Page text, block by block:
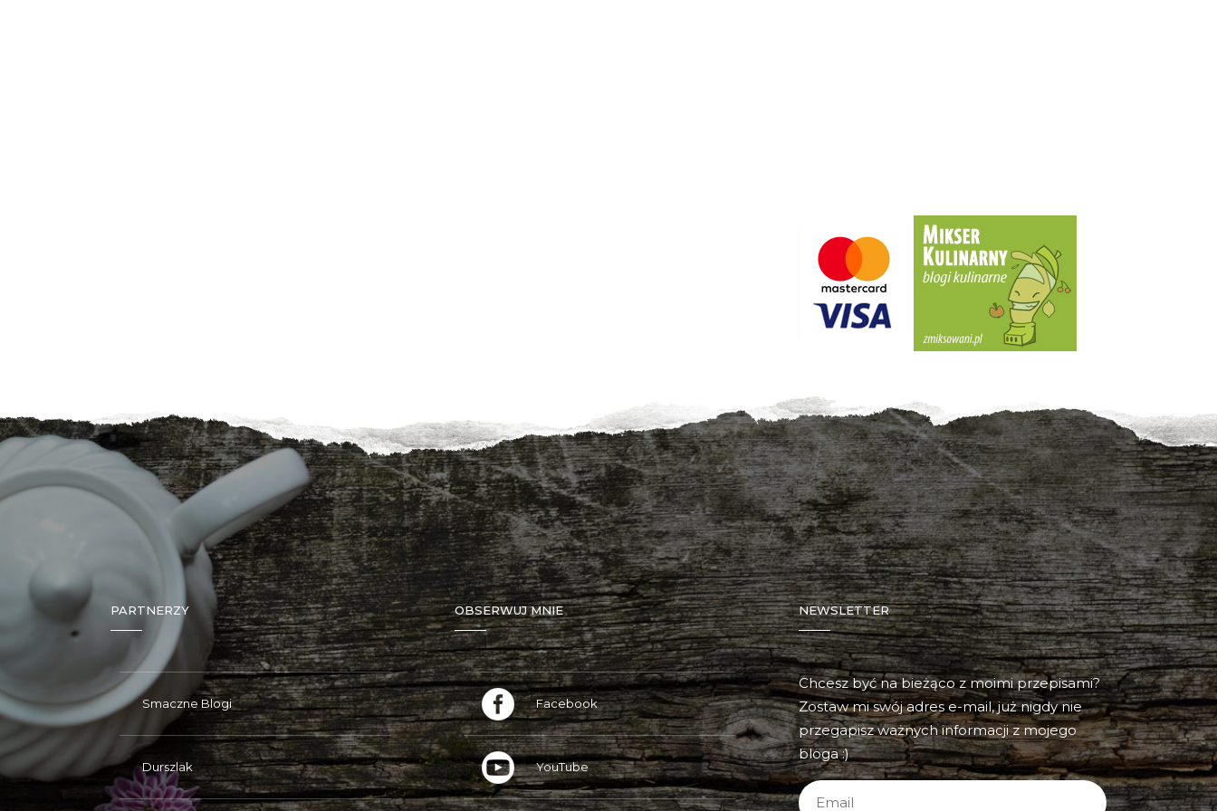
PARTNERZY
Smaczne Blogi
Durszlak
OBSERWUJ MNIE
Facebook
YouTube
NEWSLETTER
Chcesz być na bieżąco z moimi przepisami?
Zostaw mi swój adres e-mail, już nigdy nie
przegapisz ważnych informacji z mojego
bloga :)